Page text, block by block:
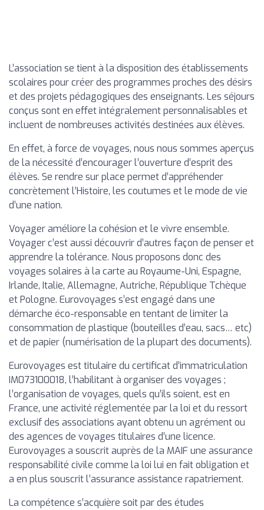
L’association se tient à la disposition des établissements
scolaires pour créer des programmes proches des désirs
et des projets pédagogiques des enseignants. Les séjours
conçus sont en effet intégralement personnalisables et
incluent de nombreuses activités destinées aux élèves.
En effet, à force de voyages, nous nous sommes aperçus
de la nécessité d’encourager l’ouverture d’esprit des
élèves. Se rendre sur place permet d’appréhender
concrètement l’Histoire, les coutumes et le mode de vie
d’une nation.
Voyager améliore la cohésion et le vivre ensemble.
Voyager c’est aussi découvrir d’autres façon de penser et
apprendre la tolérance. Nous proposons donc des
voyages solaires à la carte au Royaume-Uni, Espagne,
Irlande, Italie, Allemagne, Autriche, République Tchèque
et Pologne. Eurovoyages s’est engagé dans une
démarche éco-responsable en tentant de limiter la
consommation de plastique (bouteilles d’eau, sacs… etc)
et de papier (numérisation de la plupart des documents).
Eurovoyages est titulaire du certificat d’immatriculation
IM073100018, l’habilitant à organiser des voyages ;
l’organisation de voyages, quels qu’ils soient, est en
France, une activité réglementée par la loi et du ressort
exclusif des associations ayant obtenu un agrément ou
des agences de voyages titulaires d’une licence.
Eurovoyages a souscrit auprès de la MAIF une assurance
responsabilité civile comme la loi lui en fait obligation et
a en plus souscrit l’assurance assistance rapatriement.
La compétence s’acquière soit par des études